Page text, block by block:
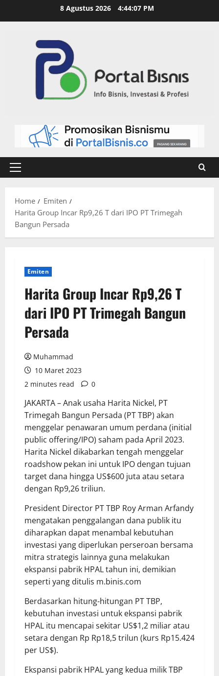
8 Agustus 2026 4:44:07 PM
Home
Emiten
Harita Group Incar Rp9,26 T dari IPO PT Trimegah
Bangun Persada
Emiten
Harita Group Incar Rp9,26 T
dari IPO PT Trimegah Bangun
Persada
Muhammad
10 Maret 2023
2 minutes read
0
JAKARTA – Anak usaha Harita Nickel, PT
Trimegah Bangun Persada (PT TBP) akan
menggelar penawaran umum perdana (initial
public offering/IPO) saham pada April 2023.
Harita Nickel dikabarkan tengah menggelar
roadshow pekan ini untuk IPO dengan tujuan
target dana hingga US$600 juta atau setara
dengan Rp9,26 triliun.
President Director PT TBP Roy Arman Arfandy
mengatakan penggalangan dana publik itu
diharapkan dapat menambal kebutuhan
investasi yang diperlukan perseroan bersama
mitra strategis lainnya guna melakukan
ekspansi pabrik HPAL tahun ini, demikian
seperti yang ditulis m.binis.com
Berdasarkan hitung-hitungan PT TBP,
kebutuhan investasi untuk ekspansi pabrik
HPAL itu mencapai sekitar US$1,2 miliar atau
setara dengan Rp Rp18,5 trilun (kurs Rp15.424
per US$).
Ekspansi pabrik HPAL yang kedua milik TBP